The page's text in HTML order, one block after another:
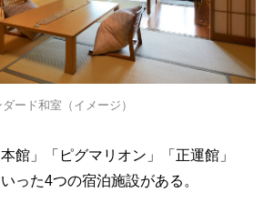
ード和室（イメージ）
館」「ピグマリオン」「正運館」
った4つの宿泊施設がある。